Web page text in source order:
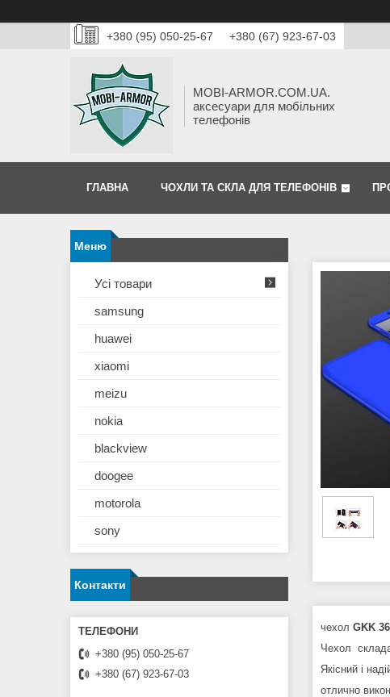
+380 (95) 050-25-67 +380 (67) 923-67-03
MOBI-ARMOR.COM.UA.
аксесуари для мобільних
телефонів
ГЛАВНА ЧОХЛИ ТА СКЛА ДЛЯ ТЕЛЕФОНІВ
чехол GKK
Чехол
Якісний і
отлично
Усі товари
samsung
huawei
xiaomi
meizu
nokia
blackview
doogee
motorola
sony
Контакти
+380 (95) 050-25-67
+380 (67) 923-67-03